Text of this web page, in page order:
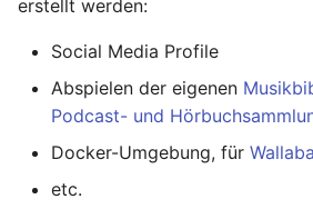
erstellt werden:
Social Media Profile
Abspielen der eigenen
Podcast- und
Docker-Umgebung, für
etc.